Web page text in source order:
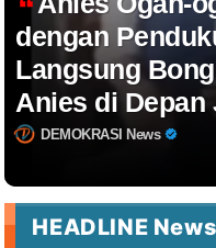
dengan
Langsung
Anies di Depan
DEMOKRASI News
HEADLINE News